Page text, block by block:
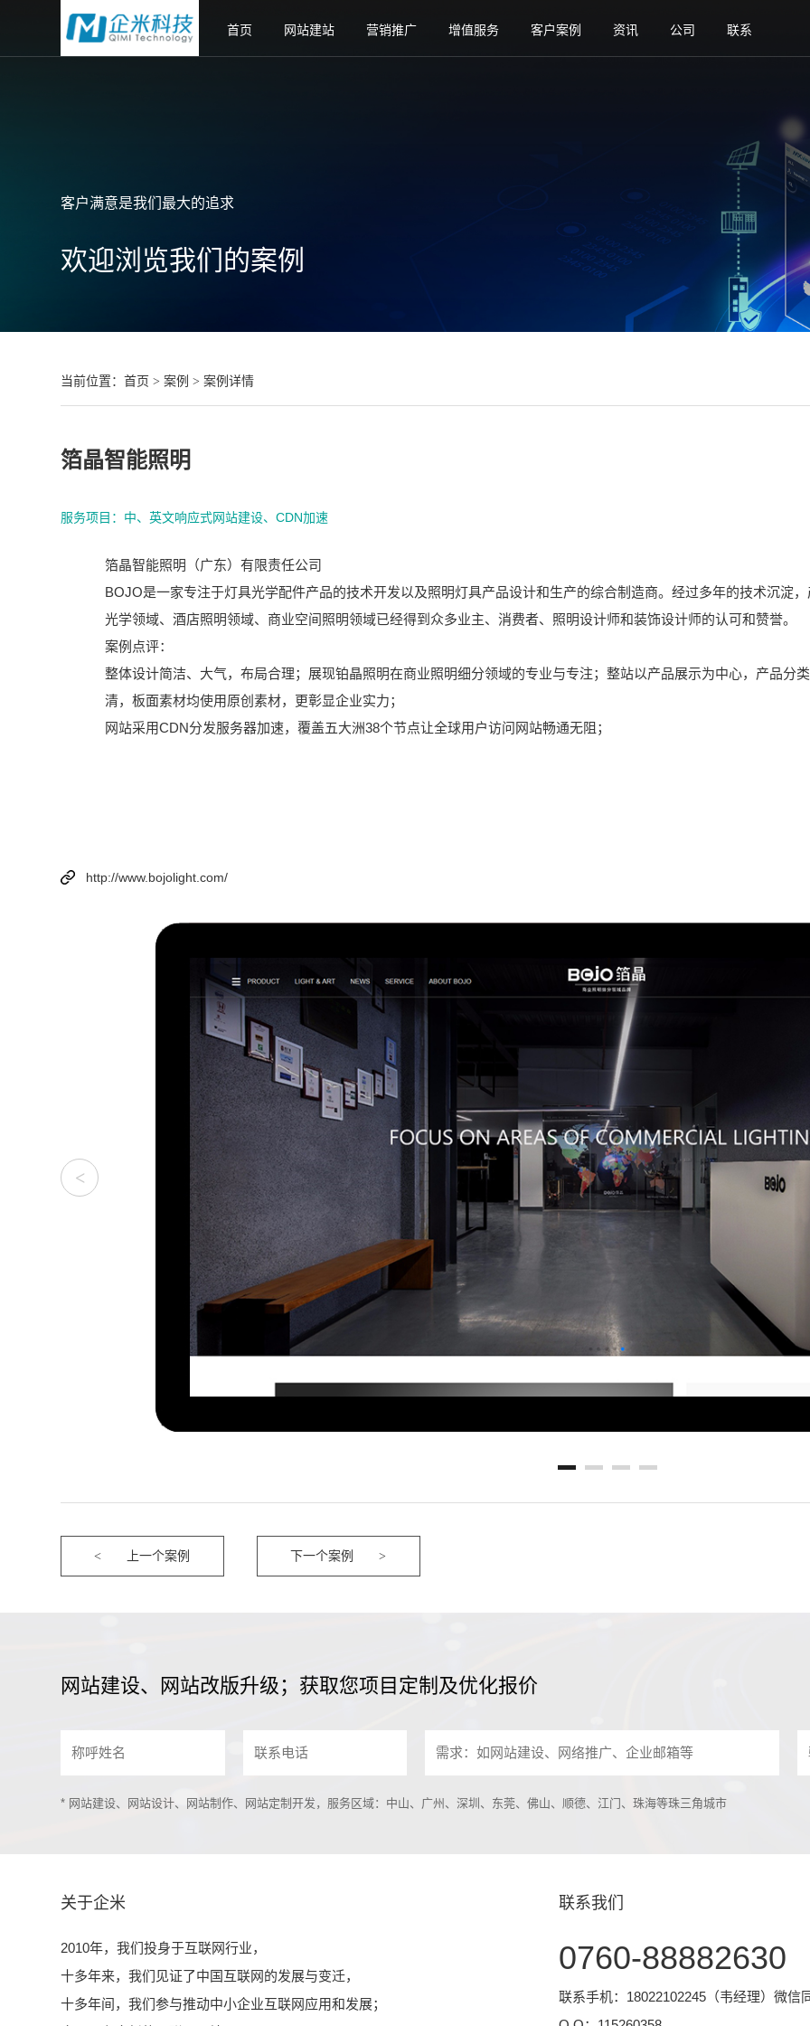
首页 网站建站 营销推广 增值服务 客户案例 资讯 公司 联系
客户满意是我们最大的追求
欢迎浏览我们的案例
当前位置：首页 案例 案例详情
箔晶智能照明
服务项目：中、英文响应式网站建设、CDN加速
箔晶智能照明（广东）有限责任公司
BOJO是一家专注于灯具光学配件产品的技术开发以及照明灯具产品设计和生产的综合制造商。经过多年的技术沉淀
光学领域、酒店照明领域、商业空间照明领域已经得到众多业主、消费者、照明设计师和装饰设计师的认可和赞誉。
案例点评：
整体设计简洁、大气，布局合理；展现铂晶照明在商业照明细分领域的专业与专注；整站以产品展示为中心，产品分
清，板面素材均使用原创素材，更彰显企业实力；
网站采用CDN分发服务器加速，覆盖五大洲38个节点让全球用户访问网站畅通无阻；
http://www.bojolight.com/
<
上一个案例 下一个案例
网站建设、网站改版升级；获取您项目定制及优化报价
* 网站建设、网站设计、网站制作、网站定制开发，服务区域：中山、广州、深圳、东莞、佛山、顺德、江门、珠海等珠三角城市
关于企米
2010年，我们投身于互联网行业，
十多年来，我们见证了中国互联网的发展与变迁，
十多年间，我们参与推动中小企业互联网应用和发展；
联系我们
0760-88882630
联系手机：18022102245（韦经理）微信